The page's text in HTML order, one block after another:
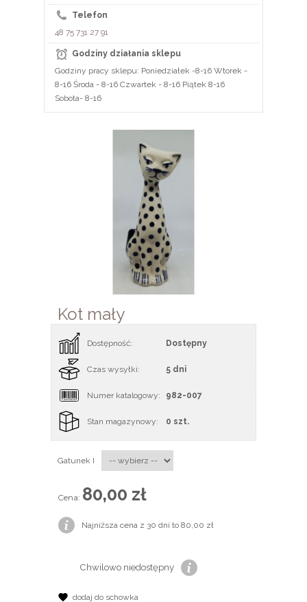
Telefon
48 75 731 27 91
Godziny działania sklepu
Godziny pracy sklepu: Poniedziałek -8-16 Wtorek -
8-16 Środa - 8-16 Czwartek - 8-16 Piątek 8-16
Sobota- 8-16
Kot mały
Dostępność: Dostępny
Czas wysyłki: 5 dni
Numer katalogowy: 982-007
Stan magazynowy: 0 szt.
Gatunek I
Cena: 80,00 zł
Najniższa cena z 30 dni to 80,00 zł
Chwilowo niedostępny
dodaj do schowka